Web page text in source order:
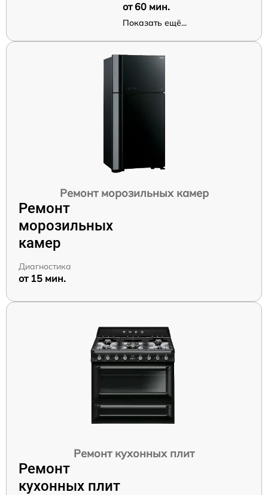
от 60 мин.
Показать ещё...
Ремонт морозильных камер
Ремонт
морозильных
камер
Диагностика
от 15 мин.
Ремонт кухонных плит
Ремонт
кухонных плит